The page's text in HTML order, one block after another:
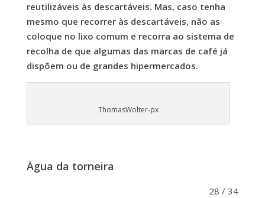
reutilizáveis às descartáveis. Mas, caso tenha
mesmo que recorrer às descartáveis, não as
coloque no lixo comum e recorra ao sistema de
recolha de que algumas das marcas de café já
dispõem ou de grandes hipermercados.
ThomasWolter-px
Água da torneira
28 / 34